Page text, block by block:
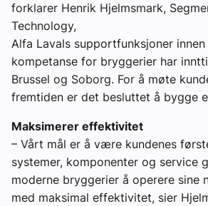
forklarer Henrik Hjelmsmark,
Technology,
Alfa Lavals supportfunksjoner innen
kompetanse for bryggerier har
Brussel og Soborg. For å møte
fremtiden er det besluttet å bygge
Maksimerer effektivitet
– Vårt mål er å være kundenes
systemer, komponenter og service
moderne bryggerier å operere sine
med maksimal effektivitet, sier